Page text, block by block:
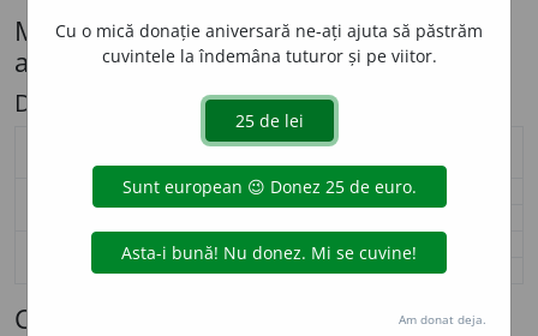
Modelul de flexiune P73.1 (meu (Forme
atone de singular))
Descriere: Forme atone de singular
articol / numeral / adjectiv pronominal /
pronume (P73.1)
nominativ-acuzativ
singular meu
genitiv-dativ
singular meu
plural —
Cuvinte care se flexionează conform
Cu o mică donație aniversară ne-ați ajuta să păstrăm
cuvintele la îndemâna tuturor și pe viitor.
Am donat deja.